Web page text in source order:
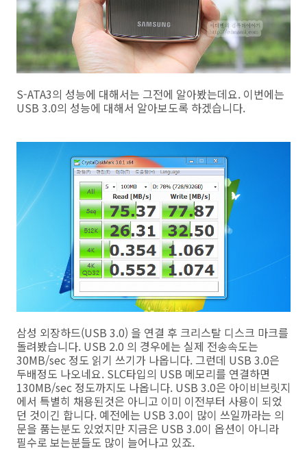
S-ATA3의 성능에 대해서는 그전에 알아봤는데요. 이번에는
USB 3.0의 성능에 대해서 알아보도록 하겠습니다.
삼성 외장하드(USB 3.0) 을 연결 후 크리스탈 디스크 마크를
돌려봤습니다. USB 2.0 의 경우에는 실제 전송속도는
30MB/sec 정도 읽기 쓰기가 나옵니다. 그런데 USB 3.0은
두배정도 나오네요. SLC타입의 USB 메모리를 연결하면
130MB/sec 정도까지도 나옵니다. USB 3.0은 아이비브릿지
에서 특별히 채용된것은 아니고 이미 이전부터 사용이 되었
던 것이긴 합니다. 예전에는 USB 3.0이 많이 쓰일까라는 의
문을 품는분도 있었지만 지금은 USB 3.0이 옵션이 아니라
필수로 보는분들도 많이 늘어나고 있죠.